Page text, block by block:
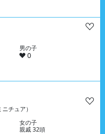
男の子
0
チュア）
女の子
親戚 32頭